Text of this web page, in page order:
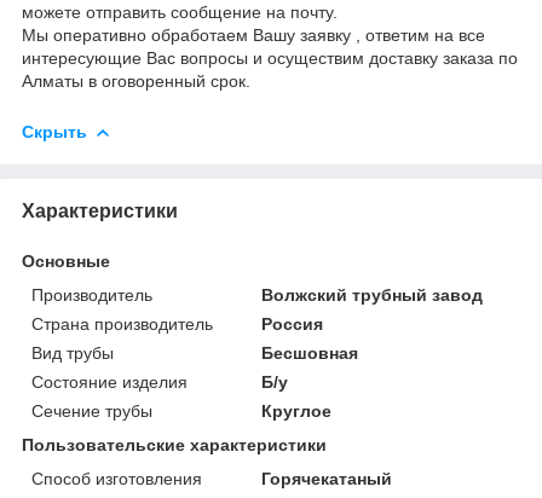
можете отправить сообщение на почту.
Мы оперативно обработаем Вашу заявку , ответим на все
интересующие Вас вопросы и осуществим доставку заказа по
Алматы в оговоренный срок.
Скрыть
Характеристики
Основные
Производитель
Волжский трубный завод
Страна производитель
Россия
Вид трубы
Бесшовная
Состояние изделия
Б/у
Сечение трубы
Круглое
Пользовательские характеристики
Способ изготовления
Горячекатаный